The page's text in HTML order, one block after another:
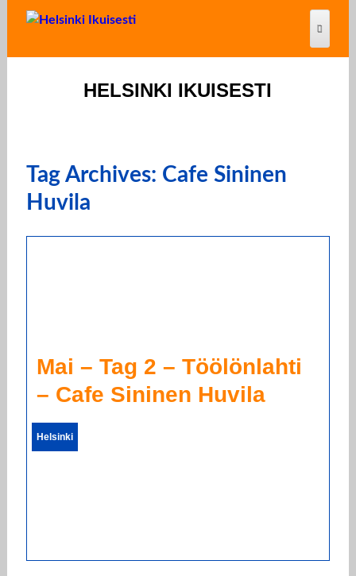
HELSINKI IKUISESTI
Tag Archives: Cafe Sininen
Huvila
Mai – Tag 2 – Töölönlahti
– Cafe Sininen Huvila
Helsinki